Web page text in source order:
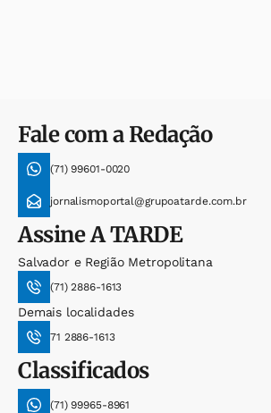
Fale com a Redação
(71) 99601-0020
jornalismoportal@grupoatarde.com.br
AssineA TARDE
Salvador e Região Metropolitana
(71) 2886-1613
Demais localidades
71 2886-1613
Classificados
(71) 99965-8961